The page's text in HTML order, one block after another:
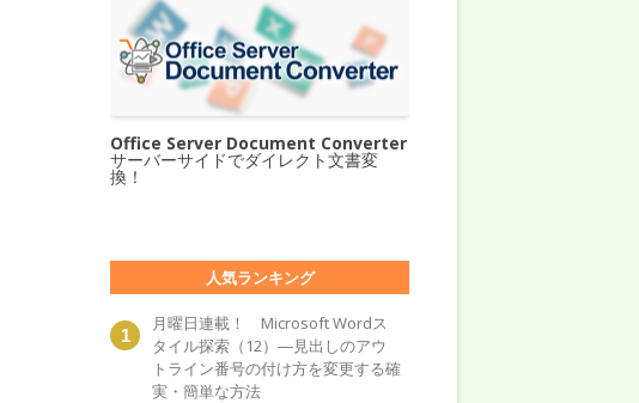
Office Server Document Converter
サーバーサイドでダイレクト文書変
換！
人気ランキング
月曜日連載！ Microsoft Wordス
タイル探索（12）―見出しのアウ
トライン番号の付け方を変更する確
実・簡単な方法